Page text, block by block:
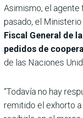
Asimismo, el agente
pasado, el
Fiscal General de
pedidos de
de las Naciones
“Todavía no hay
remitido el exhorto